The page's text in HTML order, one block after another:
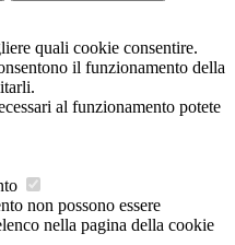
quali cookie consentire.
il funzionamento della
al funzionamento potete
non possono essere
nella pagina della cookie